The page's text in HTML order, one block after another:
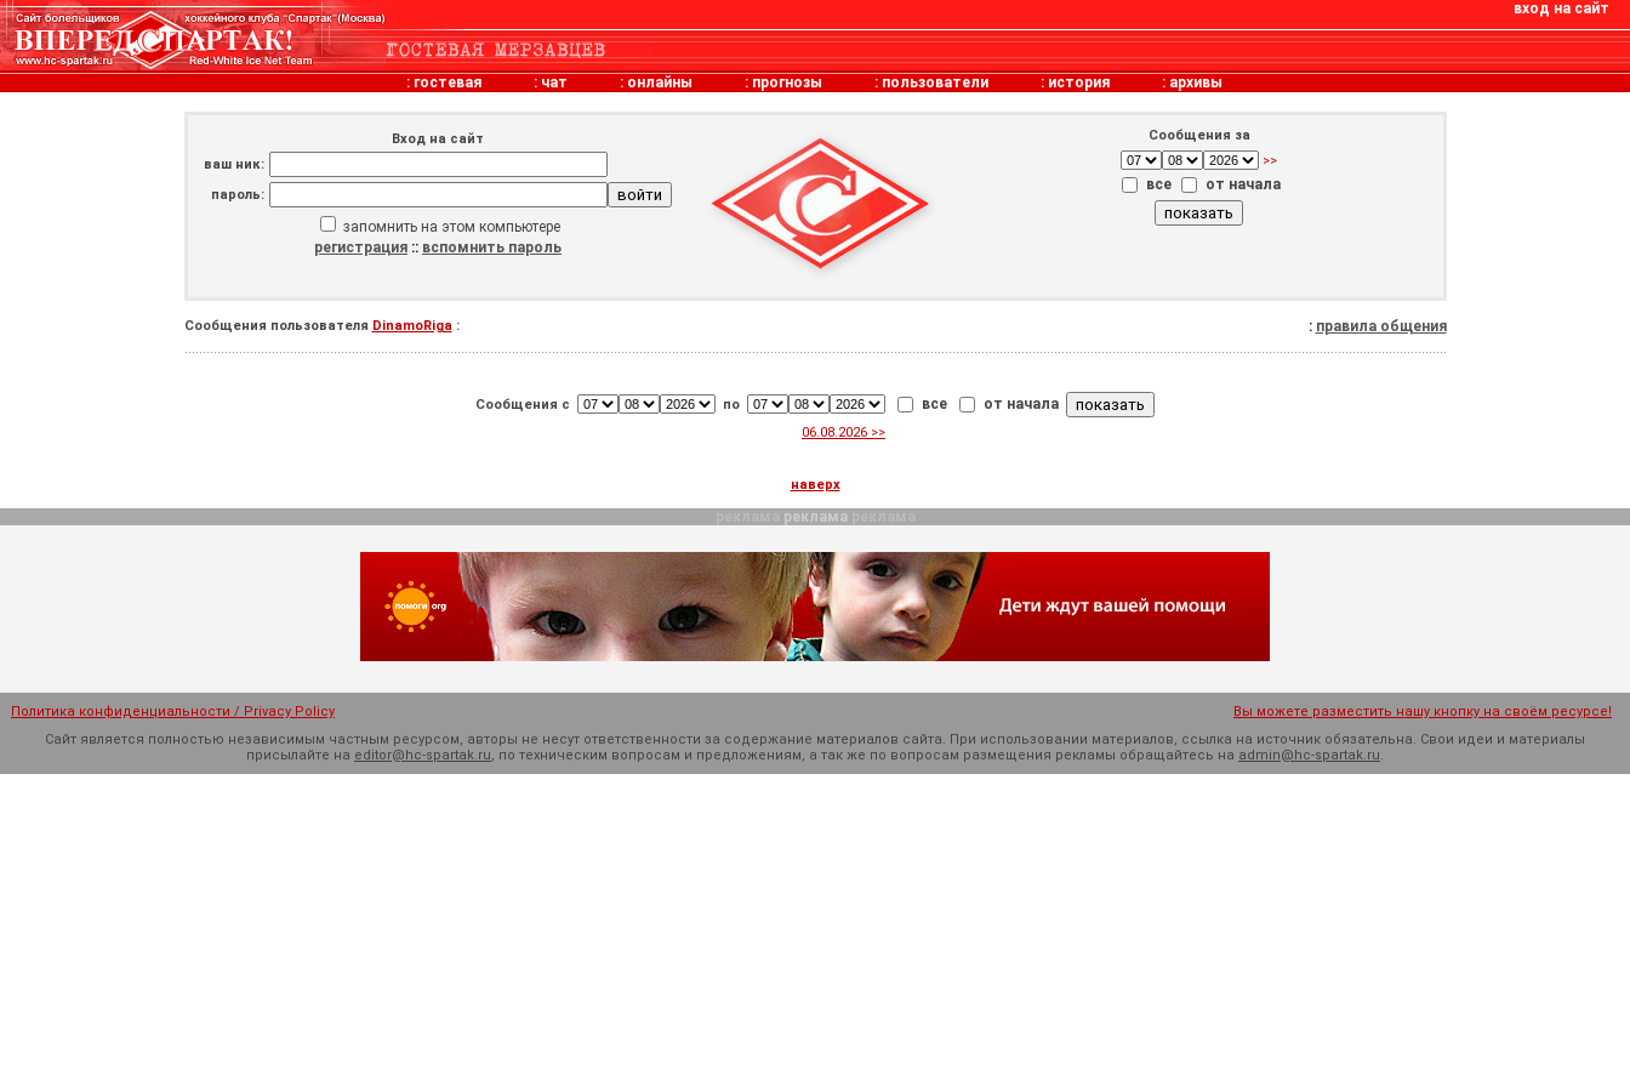
вход на сайт
: гостевая : чат : онлайны : прогнозы : пользователи : история : архивы
Вход на сайт
ваш ник:
пароль:
запомнить на этом компьютере
регистрация :: вспомнить пароль
Сообщения за
>>
все от начала
Сообщения пользователя DinamoRiga : : правила общения
Сообщения с по все от начала
06.08.2026 >>
наверх
реклама
Политика конфиденциальности / Privacy Policy
Вы можете разместить нашу кнопку на своём ресурсе!
Сайт является полностью независимым частным ресурсом, авторы не несут ответственности за содержание материалов сайта. При использовании материалов, ссылка на источник обязательна. Cвои идеи и материалы
присылайте на editor@hc-spartak.ru, по техническим вопросам и предложениям, а так же по вопросам размещения рекламы обращайтесь на admin@hc-spartak.ru.